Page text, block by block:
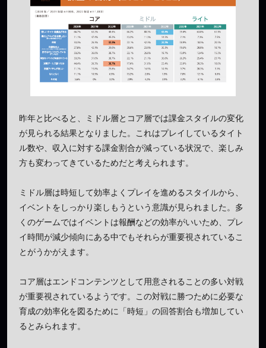
昨年と比べると、ミドル層とコア層では課金スタイルの変化
が見られる結果となりました。これはプレイしているタイト
ル数や、収入に対する課金割合が減っている状況で、楽しみ
方も変わってきているためだと考えられます。
ミドル層は時短して効率よくプレイを進めるスタイルから、
イベントをしっかり楽しもうという意識が見られました。多
くのゲームではイベントは報酬などの効率がいいため、プレ
イ時間が減少傾向にある中でもそれらが重要視されているこ
とがうかがえます。
コア層はエンドコンテンツとして用意されることの多い対戦
が重要視されているようです。この対戦に勝つために必要な
育成の効率化を図るために「時短」の回答割合も増加してい
るとみられます。